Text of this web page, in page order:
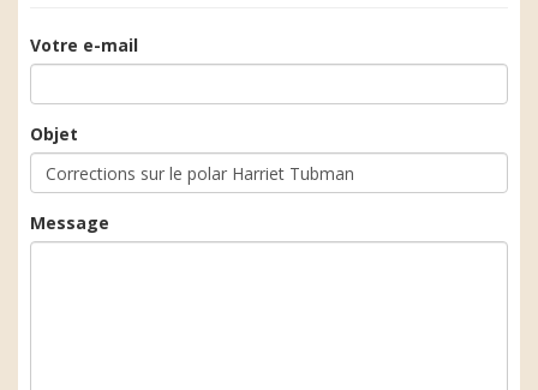
Votre e-mail
Objet
Message